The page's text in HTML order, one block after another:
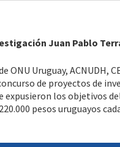
Juan Pablo
Uruguay, ACNUDH,
de proyectos de
expusieron los objetivos
pesos uruguayos